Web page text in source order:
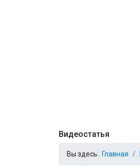
Видеостатья
Вы здесь: Главная